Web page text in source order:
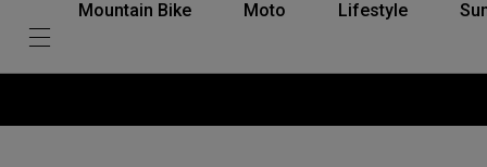
Mountain Bike Moto Lifestyle